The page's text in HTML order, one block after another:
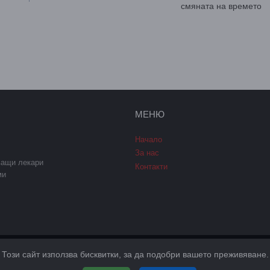
смяната на времето
лекари
МЕНЮ
Начало
За нас
Контакти
Този сайт използва бисквитки, за да подобри вашето преживяване.